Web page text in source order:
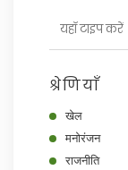
श्रेणियाँ
खेल
मनोरंजन
राजनीति